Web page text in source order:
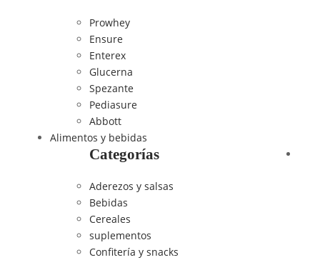
Prowhey
Ensure
Enterex
Glucerna
Spezante
Pediasure
Abbott
Alimentos y bebidas
Categorías
Aderezos y salsas
Bebidas
Cereales
suplementos
Confitería y snacks